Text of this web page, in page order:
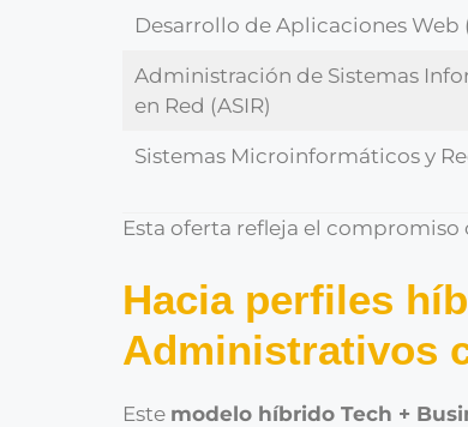
Desarrollo de Aplicaciones Web
Administración de Sistemas
en Red (ASIR)
Sistemas Microinformáticos y
Esta oferta refleja el compromiso
Hacia perfiles
Administrativos
Este modelo híbrido Tech +